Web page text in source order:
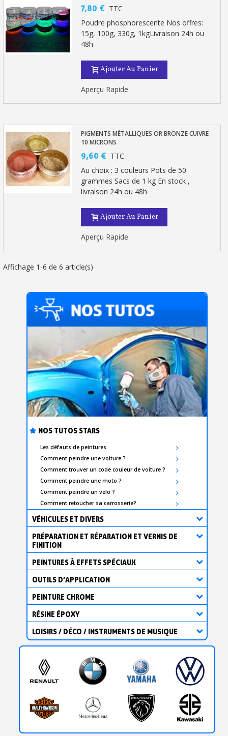
Livraison sous 24 h en France Métropolitaine
Retour produits sous 14 jours
Réduction de 5€ sur la première commande
10€ de bon d'achat pour chaque parrainage
Inscription à la newsletter : 5€ de réduction
NOS TUTOS STARS
Les défauts de peintures
Comment peindre une voiture ?
Comment trouver un code couleur de voiture ?
Comment peindre une moto ?
Comment peindre un vélo ?
Comment retoucher sa carrosserie?
VÉHICULES ET DIVERS
PRÉPARATION ET RÉPARATION ET VERNIS DE
FINITION
PEINTURES À EFFETS SPÉCIAUX
OUTILS D’APPLICATION
PEINTURE CHROME
RÉSINE ÉPOXY
LOISIRS / DÉCO / INSTRUMENTS DE MUSIQUE
7,80 € TTC
Poudre phosphorescente Nos offres:
15g, 100g, 330g, 1kgLivraison 24h ou
48h
Ajouter Au Panier
Aperçu Rapide
PIGMENTS MÉTALLIQUES OR BRONZE CUIVRE
10 MICRONS
9,60 € TTC
Au choix : 3 couleurs Pots de 50
grammes Sacs de 1 kg En stock ,
livraison 24h ou 48h
Ajouter Au Panier
Aperçu Rapide
Affichage 1-6 de 6 article(s)